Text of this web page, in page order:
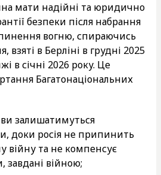
мати надійні та юридично
безпеки після набрання
вогню, спираючись
взяті в Берліні в грудні 2025
в січні 2026 року. Це
Багатонаціональних
залишатимуться
доки росія не припинить
війну та не компенсує
завдані війною;